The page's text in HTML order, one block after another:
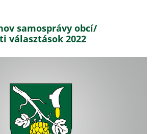
samosprávy obcí/
választások 2022